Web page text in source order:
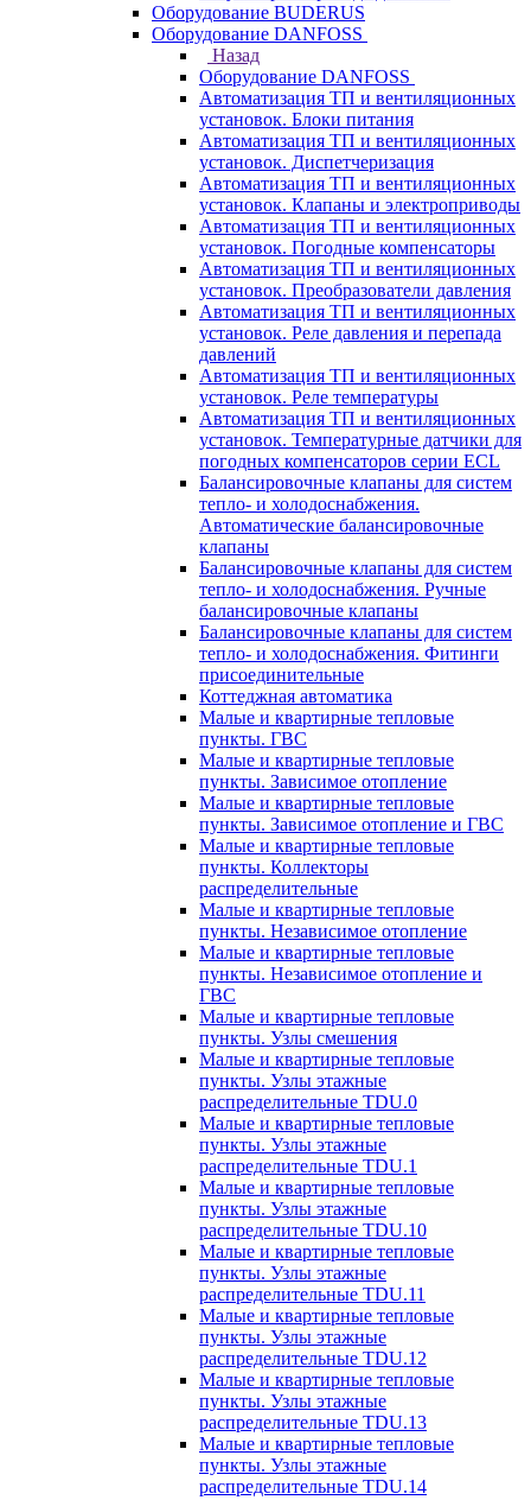
Оборудование BUDERUS
Оборудование DANFOSS
Назад
Оборудование DANFOSS
Автоматизация ТП и вентиляционных
установок. Блоки питания
Автоматизация ТП и вентиляционных
установок. Диспетчеризация
Автоматизация ТП и вентиляционных
установок. Клапаны и электроприводы
Автоматизация ТП и вентиляционных
установок. Погодные компенсаторы
Автоматизация ТП и вентиляционных
установок. Преобразователи давления
Автоматизация ТП и вентиляционных
установок. Реле давления и перепада
давлений
Автоматизация ТП и вентиляционных
установок. Реле температуры
Автоматизация ТП и вентиляционных
установок. Температурные датчики для
погодных компенсаторов серии ECL
Балансировочные клапаны для систем
тепло- и холодоснабжения.
Автоматические балансировочные
клапаны
Балансировочные клапаны для систем
тепло- и холодоснабжения. Ручные
балансировочные клапаны
Балансировочные клапаны для систем
тепло- и холодоснабжения. Фитинги
присоединительные
Коттеджная автоматика
Малые и квартирные тепловые
пункты. ГВС
Малые и квартирные тепловые
пункты. Зависимое отопление
Малые и квартирные тепловые
пункты. Зависимое отопление и ГВС
Малые и квартирные тепловые
пункты. Коллекторы
распределительные
Малые и квартирные тепловые
пункты. Независимое отопление
Малые и квартирные тепловые
пункты. Независимое отопление и
ГВС
Малые и квартирные тепловые
пункты. Узлы смешения
Малые и квартирные тепловые
пункты. Узлы этажные
распределительные TDU.0
Малые и квартирные тепловые
пункты. Узлы этажные
распределительные TDU.1
Малые и квартирные тепловые
пункты. Узлы этажные
распределительные TDU.10
Малые и квартирные тепловые
пункты. Узлы этажные
распределительные TDU.11
Малые и квартирные тепловые
пункты. Узлы этажные
распределительные TDU.12
Малые и квартирные тепловые
пункты. Узлы этажные
распределительные TDU.13
Малые и квартирные тепловые
пункты. Узлы этажные
распределительные TDU.14